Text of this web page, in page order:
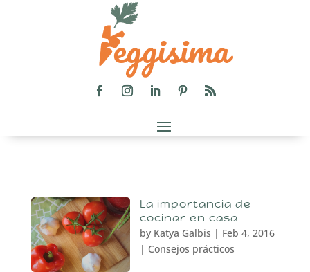
La importancia de
cocinar en casa
by Katya Galbis | Feb 4, 2016
| Consejos prácticos